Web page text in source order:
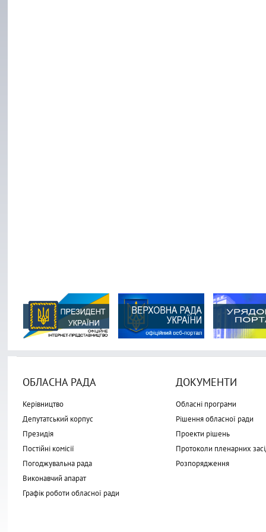
ОБЛАСНА РАДА
Керівництво
Депутатський корпус
Президія
Постійні комісії
Погоджувальна рада
Виконавчий апарат
Графік роботи обласної ради
ДОКУМЕНТИ
Обласні програми
Рішення обласної ради
Проекти рішень
Протоколи пленарних
Розпорядження